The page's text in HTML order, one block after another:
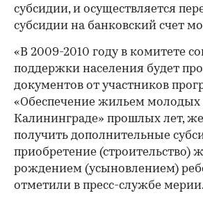
субсидии, и осуществляется
субсидии на банковский счет
«В 2009-2010 году в комитете
поддержки населения будет
документов от участников
«Обеспечение жильем молодых
Калининграде» прошлых лет,
получить дополнительные
приобретение (строительство)
рождением (усыновлением)
отметили в пресс-службе мерии.